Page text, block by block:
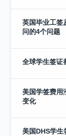
英国毕业工签
问的4个问题
全球学生签证
美国学签费
变化
美国DHS学生